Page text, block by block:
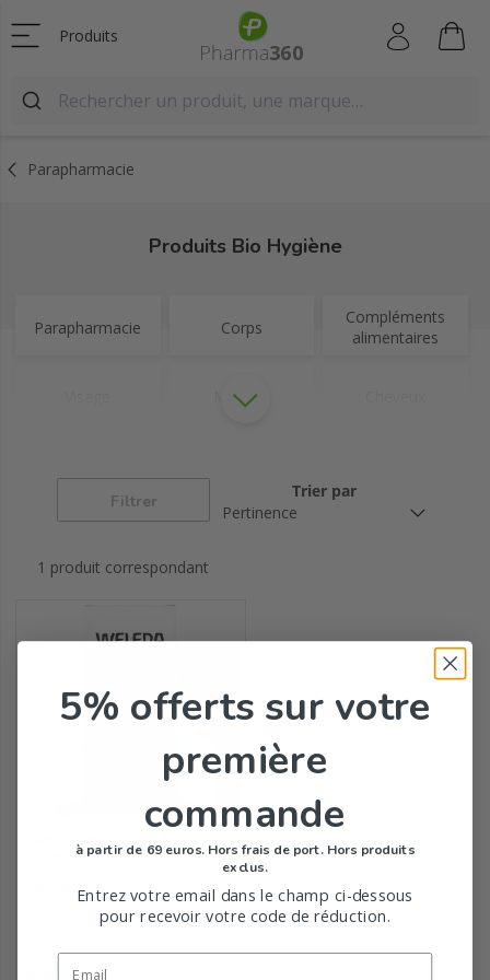
Produits
Parapharmacie
Produits Bio Hygiène
Parapharmacie Corps
Compléments
alimentaires
Minceur
Rhumes, allergies,
Plantes & huiles
Filtrer
Trier par
1 produit correspondant
Weleda
€
5% offerts sur votre
première
commande
à partir de 69 euros. Hors frais de port. Hors produits
exclus.
Entrez votre email dans le champ ci-dessous
pour recevoir votre code de réduction.